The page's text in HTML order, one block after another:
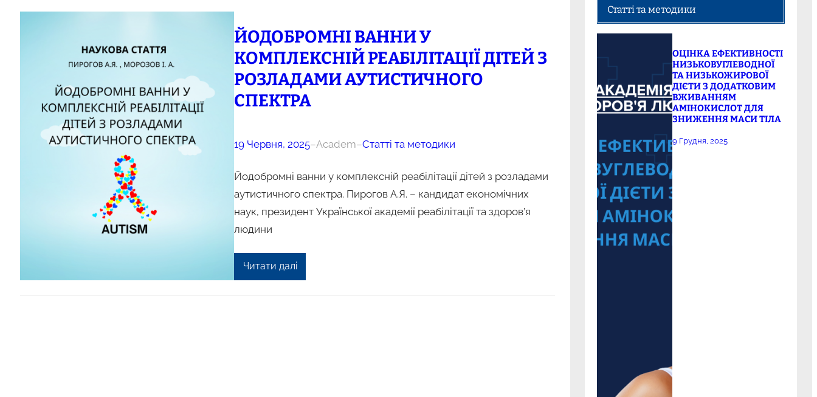
ЙОДОБРОМНІ ВАННИ У
КОМПЛЕКСНІЙ РЕАБІЛІТАЦІЇ ДІТЕЙ З
РОЗЛАДАМИ АУТИСТИЧНОГО
СПЕКТРА
19 Червня, 2025–Academ–Статті та методики
Йодобромні ванни у комплексній реабілітації дітей з розладами
аутистичного спектра. Пирогов А.Я. – кандидат економічних
наук, президент Української академії реабілітації та здоров’я
людини
Читати далі
Статті та методики
ОЦІНКА ЕФЕКТИВНОСТІ
НИЗЬКОВУГЛЕВОДНОЇ
ТА НИЗЬКОЖИРОВОЇ
ДІЄТИ З ДОДАТКОВИМ
ВЖИВАННЯМ
АМІНОКИСЛОТ ДЛЯ
ЗНИЖЕННЯ МАСИ ТІЛА
9 Грудня, 2025